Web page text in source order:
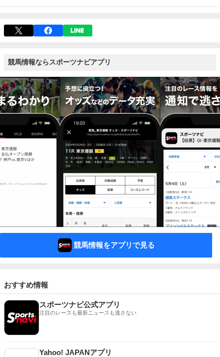
競馬情報ならスポーツナビアプリ
競馬情報をアプリで見る
おすすめ情報
スポーツナビ公式アプリ
注目のレースも最新ニュースも逃さない
Yahoo! JAPANアプリ